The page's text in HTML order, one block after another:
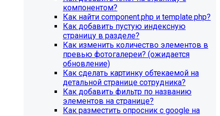
компонентом?
Как найти component.php и template.php?
Как добавить пустую индексную
страницу в разделе?
Как изменить количество элементов в
превью фотогалереи? (ожидается
обновление)
Как сделать картинку обтекаемой на
детальной странице сотрудника?
Как добавить фильтр по названию
элементов на странице?
Как разместить опросник с google на